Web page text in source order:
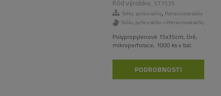
ST1535
Tašky, pytle a sáčky, Potravinové sáčky
Tašky, pytle a sáčky->Potravinové sáčky
Polypropylenové 15x35cm, čiré,
mikroperforace, 1000 ks v bal.
PODROBNOSTI